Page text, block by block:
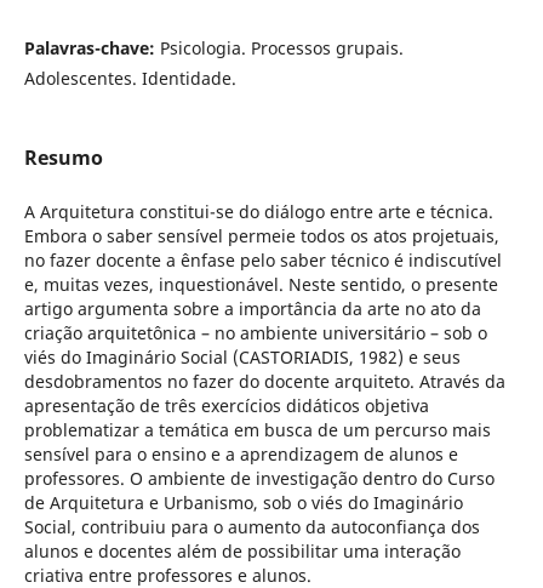
Palavras-chave: Psicologia. Processos grupais.
Adolescentes. Identidade.
Resumo
A Arquitetura constitui-se do diálogo entre arte e técnica.
Embora o saber sensível permeie todos os atos projetuais,
no fazer docente a ênfase pelo saber técnico é indiscutível
e, muitas vezes, inquestionável. Neste sentido, o presente
artigo argumenta sobre a importância da arte no ato da
criação arquitetônica – no ambiente universitário – sob o
viés do Imaginário Social (CASTORIADIS, 1982) e seus
desdobramentos no fazer do docente arquiteto. Através da
apresentação de três exercícios didáticos objetiva
problematizar a temática em busca de um percurso mais
sensível para o ensino e a aprendizagem de alunos e
professores. O ambiente de investigação dentro do Curso
de Arquitetura e Urbanismo, sob o viés do Imaginário
Social, contribuiu para o aumento da autoconfiança dos
alunos e docentes além de possibilitar uma interação
criativa entre professores e alunos.